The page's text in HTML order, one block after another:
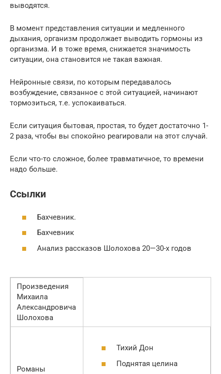
выводятся.
В момент представления ситуации и медленного
дыхания, организм продолжает выводить гормоны из
организма. И в тоже время, снижается значимость
ситуации, она становится не такая важная.
Нейронные связи, по которым передавалось
возбуждение, связанное с этой ситуацией, начинают
тормозиться, т.е. успокаиваться.
Если ситуация бытовая, простая, то будет достаточно 1-
2 раза, чтобы вы спокойно реагировали на этот случай.
Если что-то сложное, более травматичное, то времени
надо больше.
Ссылки
Бахчевник.
Бахчевник
Анализ рассказов Шолохова 20—30-х годов
Произведения
Михаила
Александровича
Шолохова
Романы
Тихий Дон
Поднятая целина